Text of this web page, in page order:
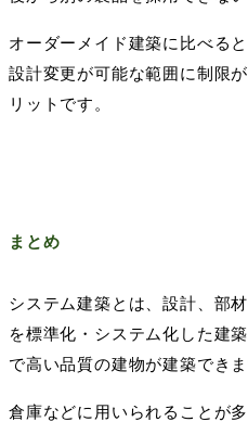
オーダーメイド建築に比べる
設計変更が可能な範囲に制限
リットです。
まとめ
システム建築とは、設計、部
を標準化・システム化した建
で高い品質の建物が建築できま
倉庫などに用いられることが